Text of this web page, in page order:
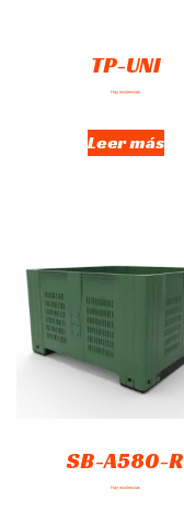
TP-UNI
Hay existencias
Leer más
SB-A580-R
Hay existencias